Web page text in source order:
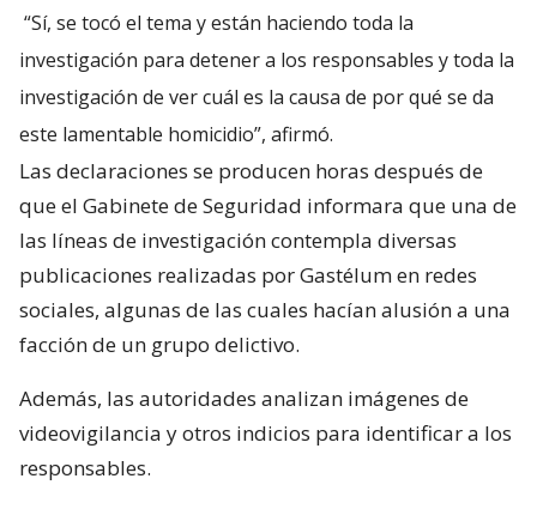
“Sí, se tocó el tema y están haciendo toda la
investigación para detener a los responsables y toda la
investigación de ver cuál es la causa de por qué se da
este lamentable homicidio”, afirmó.
Las declaraciones se producen horas después de
que el Gabinete de Seguridad informara que una de
las líneas de investigación contempla diversas
publicaciones realizadas por Gastélum en redes
sociales, algunas de las cuales hacían alusión a una
facción de un grupo delictivo.
Además, las autoridades analizan imágenes de
videovigilancia y otros indicios para identificar a los
responsables.